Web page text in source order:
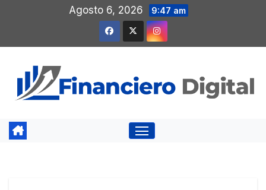
contenido
Agosto 6, 2026 9:47 am